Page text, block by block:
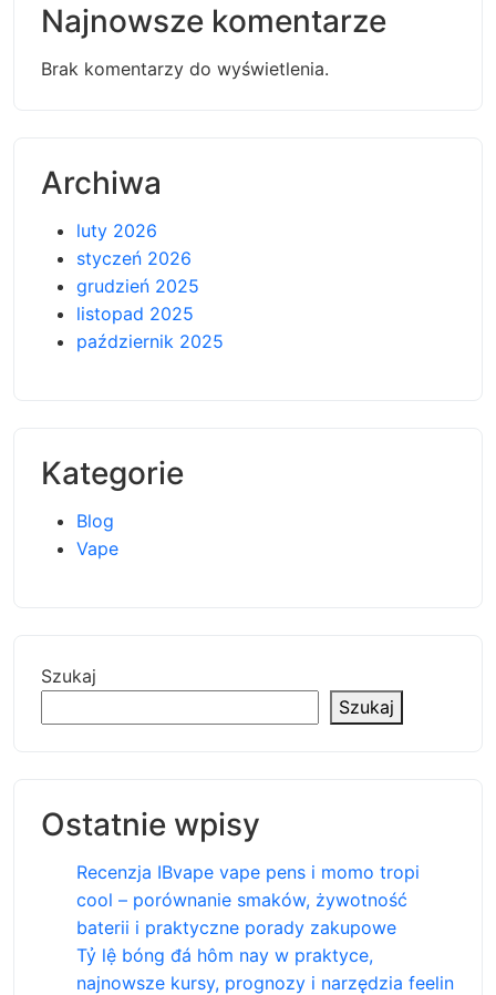
Najnowsze komentarze
Brak komentarzy do wyświetlenia.
Archiwa
luty 2026
styczeń 2026
grudzień 2025
listopad 2025
październik 2025
Kategorie
Blog
Vape
Szukaj
Szukaj
Ostatnie wpisy
Recenzja IBvape vape pens i momo tropi
cool – porównanie smaków, żywotność
baterii i praktyczne porady zakupowe
Tỷ lệ bóng đá hôm nay w praktyce,
najnowsze kursy, prognozy i narzędzia feelin